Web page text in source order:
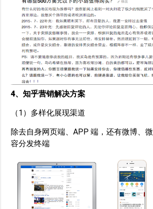
4、知乎营销解决方案
（1）多样化展现渠道
除去自身网页端、APP 端，还有微博、
容分发终端